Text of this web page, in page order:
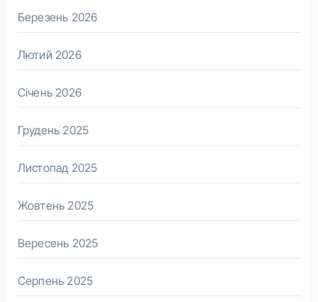
Березень 2026
Лютий 2026
Січень 2026
Грудень 2025
Листопад 2025
Жовтень 2025
Вересень 2025
Серпень 2025